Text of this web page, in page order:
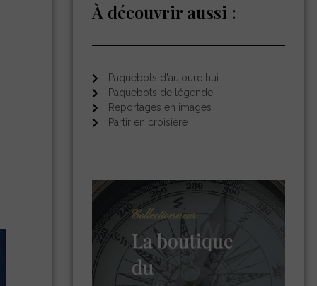
À découvrir aussi :
Paquebots d'aujourd'hui
Paquebots de légende
Reportages en images
Partir en croisière